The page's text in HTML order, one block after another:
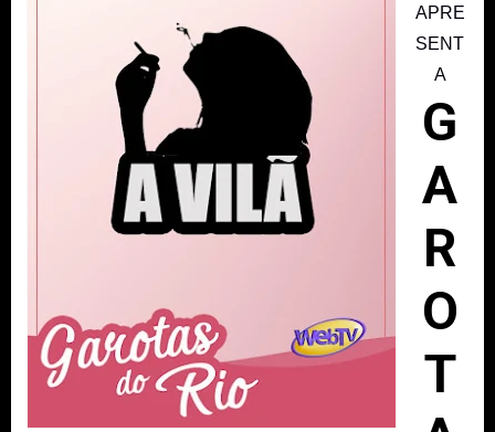
APRE
SENT
A
G
A
R
O
T